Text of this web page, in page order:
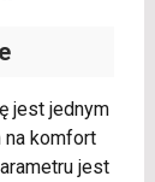
jest jednym
na komfort
jest